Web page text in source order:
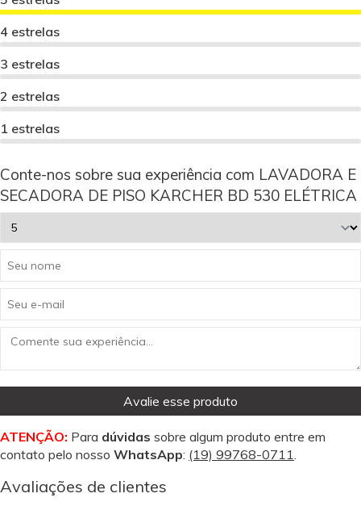
4 estrelas
3 estrelas
2 estrelas
1 estrelas
Conte-nos sobre sua experiência com LAVADORA E
SECADORA DE PISO KARCHER BD 530 ELÉTRICA
Avalie esse produto
ATENÇÃO: Para dúvidas sobre algum produto entre em
contato pelo nosso WhatsApp: (19) 99768-0711
Avaliações de clientes